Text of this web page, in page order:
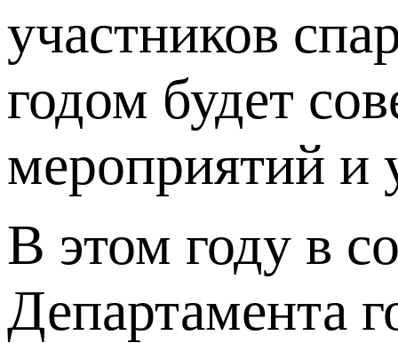
участников
годом будет
мероприятий и
В этом году в
Департамента